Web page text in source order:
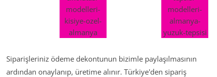
Siparişleriniz ödeme dekontunun bizimle paylaşılmasının
ardından onaylanıp, üretime alınır. Türkiye'den sipariş